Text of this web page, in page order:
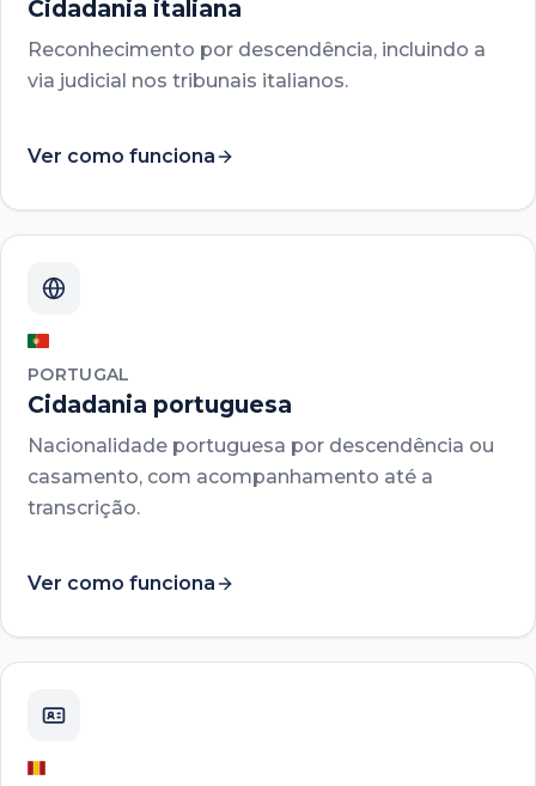
Cidadania italiana
Reconhecimento por descendência, incluindo a
via judicial nos tribunais italianos.
Ver como funciona
PORTUGAL
Cidadania portuguesa
Nacionalidade portuguesa por descendência ou
casamento, com acompanhamento até a
transcrição.
Ver como funciona